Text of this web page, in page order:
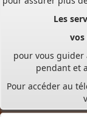
pour vous
Pour accéder au